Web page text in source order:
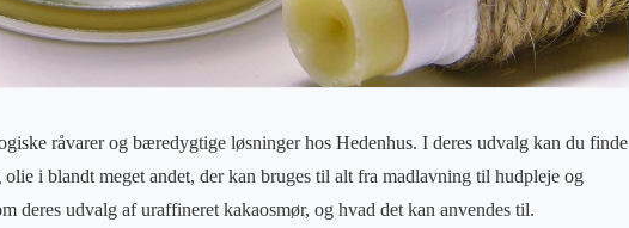
råvarer og bæredygtige løsninger hos Hedenhus. I deres udvalg kan du finde
i blandt meget andet, der kan bruges til alt fra madlavning til hudpleje og
deres udvalg af uraffineret kakaosmør, og hvad det kan anvendes til.